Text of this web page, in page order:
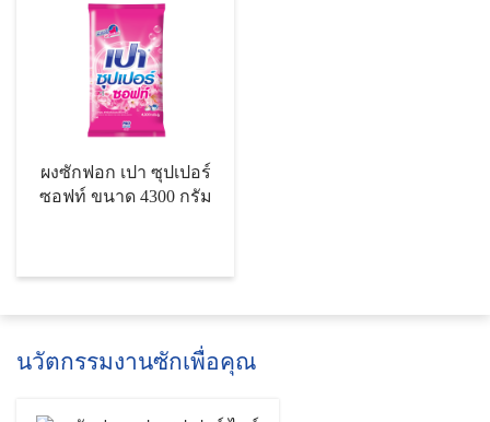
ผงซักฟอก เปา ซุปเปอร์
ซอฟท์ ขนาด 4300 กรัม
นวัตกรรมงานซักเพื่อคุณ